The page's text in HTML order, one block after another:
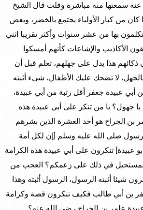
عنه سمعتها منه مباشرة وقلت قال الشيخ
من كبار الأولياء يجتمع بالخضر، وبعض
بها من عشر سنوات وأكثر تقريبا اثني
الأكاذيب والإشاعات كأنهم أمسكوا
ذكائهم هذا يدل على جهلهم، تعلم قبل أن
لا تضحك عليك الأطفال، شىء أثبته
عبيدة جعفر أقل رتبة من أبي عبيدة،
جهول؟ يا من تنكر على أبي عبيدة هذه
بن الجراح هو أحد العشرة الذين بشرهم
صلى الله عليه وسلم [إن لكل أمة
عبيدة] تنكرون على أبي عبيدة هذه الكرامة
المستحيل في ذلك على زعمكم؟ العجب من
شيئا أثبته الرسول، الرسول أثبته وهذا
بن أبي طالب فكيف تنكرون قصة وكرامة